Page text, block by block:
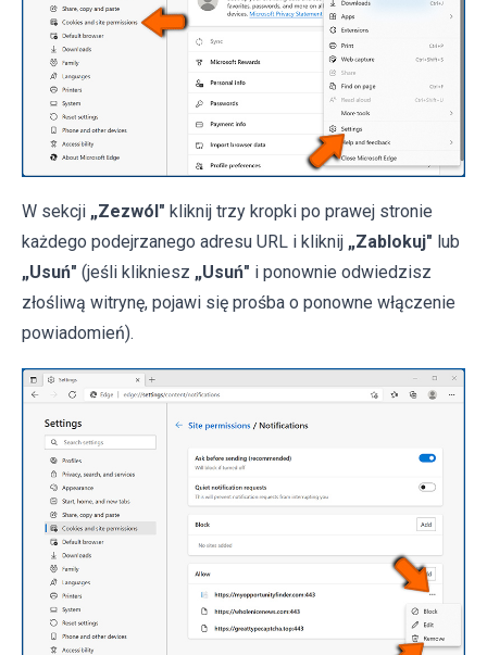
W sekcji „Zezwól" kliknij trzy kropki po prawej stronie
każdego podejrzanego adresu URL i kliknij „Zablokuj" lub
„Usuń" (jeśli klikniesz „Usuń" i ponownie odwiedzisz
złośliwą witrynę, pojawi się prośba o ponowne włączenie
powiadomień).